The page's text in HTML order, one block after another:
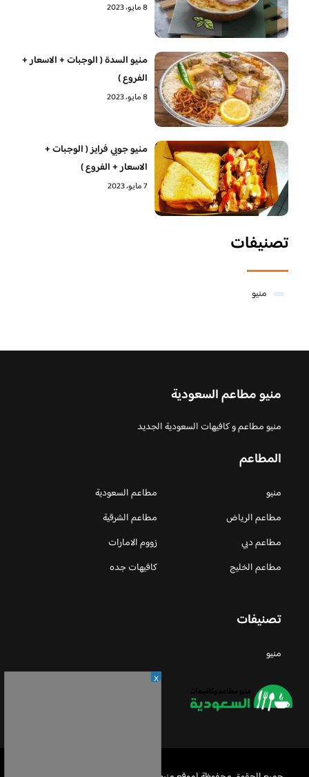
8 مايو، 2023
منيو السدة ( الوجبات + الاسعار +
الفروع )
8 مايو، 2023
منيو جوبي فرايز ( الوجبات +
الاسعار + الفروع )
7 مايو، 2023
تصنيفات
منيو
منيو مطاعم السعودية
منيو مطاعم و كافيهات السعودية الجديد
المطاعم
منيو
مطاعم السعودية
مطاعم الرياض
مطاعم الشرقية
مطاعم دبي
زووم الامارات
مطاعم الخليج
كافيهات جده
تصنيفات
منيو
X